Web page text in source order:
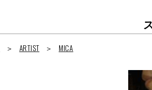
ARTIST MICA